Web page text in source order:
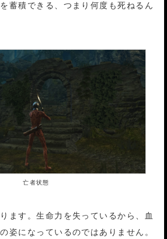
蓄積できる、つまり何度も死ねるん
亡者状態
ます。生命力を失っているから、血
姿になっているのではありません。